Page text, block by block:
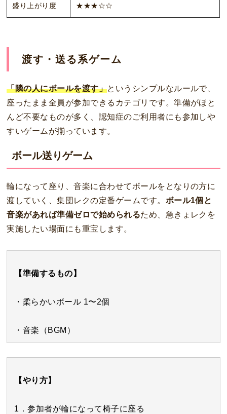
盛り上がり度 ★★★☆☆
渡す・送る系ゲーム
「隣の人にボールを渡す」というシンプルなルールで、
座ったまま全員が参加できるカテゴリです。準備がほと
んど不要なものが多く、認知症のご利用者にも参加しや
すいゲームが揃っています。
ボール送りゲーム
輪になって座り、音楽に合わせてボールをとなりの方に
渡していく、集団レクの定番ゲームです。 ボール1個と
音楽があれば準備ゼロで始められるため、急きょレクを
実施したい場面にも重宝します。
【準備するもの】
・柔らかいボール 1〜2個
・音楽（BGM）
【やり方】
1．参加者が輪になって椅子に座る